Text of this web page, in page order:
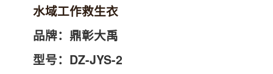
水域工作救生衣
品牌：鼎彰大禹
型号：DZ-JYS-2